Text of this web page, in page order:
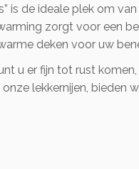
is de ideale plek om
zorgt voor een
deken voor uw
u er fijn tot rust
lekkernijen, bieden